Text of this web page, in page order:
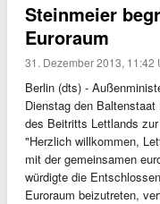
Steinmeier
Euroraum
31. Dezember 2013, 11:42
Berlin (dts) -
Dienstag den
des Beitritts Lettlands
"Herzlich willkommen,
mit der gemeinsamen
würdigte die
Euroraum beizutreten,